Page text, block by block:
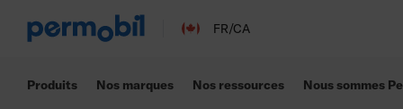
FR/CA
Produits Nos marques Nos ressources Nous sommes